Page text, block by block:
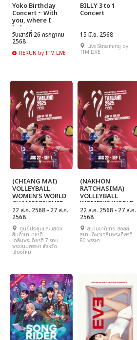
Yoko Birthday
Concert ~ With
you, where I
belong
วันเสาร์ที่ 26 กรกฎาคม
2568
RERUN by TTM LIVE
BILLY 3 to 1
Concert
15 มิ.ย. 2568
Live Streaming by
TTM LIVE
(CHIANG MAI)
VOLLEYBALL
WOMEN'S WORLD
CHAMPIONSHIP
THAILAND 2025
FIVB
22 ส.ค. 2568 - 27 ส.ค.
2568
ศูนย์ประชุมและแสดง
สินค้านานาชาติ
เฉลิมพระเกียรติ 7 รอบ
พระชนมพรรษา จังหวัด
เชียงใหม่
(NAKHON
RATCHASIMA)
VOLLEYBALL
WOMEN'S WORLD
CHAMPIONSHIP
THAILAND 2025
FIVB
22 ส.ค. 2568 - 27 ส.ค.
2568
สนามชาติชาย ฮอลล์
สนามกีฬาเฉลิมพระเกียรติ
80 พรรษา